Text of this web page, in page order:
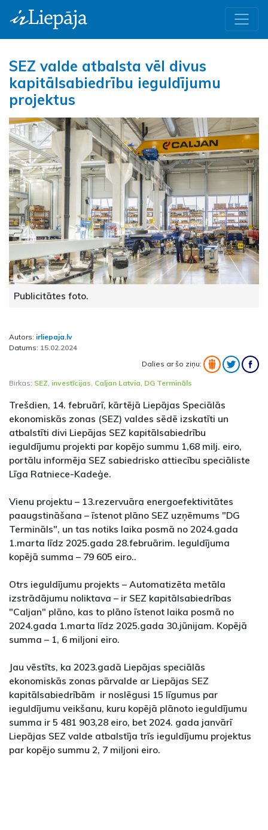
SEZ valde atbalsta vēl divus
kapitālsabiedrību ieguldījumu
projektus
Publicitātes foto.
Autors: irliepaja.lv
Datums: 15.02.2024
Dalies ar šo ziņu:
Birkas: SEZ, investīcijas, Caljan Latvia, DG Termināls
Trešdien, 14. februārī, kārtējā Liepājas Speciālās
ekonomiskās zonas (SEZ) valdes sēdē izskatīti un
atbalstīti divi Liepājas SEZ kapitālsabiedrību
ieguldījumu projekti par kopējo summu 1,68 milj. eiro,
portālu informēja SEZ sabiedrisko attiecību speciāliste
Līga Ratniece-Kadeģe.
Vienu projektu – 13.rezervuāra energoefektivitātes
paaugstināšana – īstenot plāno SEZ uzņēmums "DG
Termināls", un tas notiks laika posmā no 2024.gada
1.marta līdz 2025.gada 28.februārim. Ieguldījuma
kopējā summa – 79 605 eiro..
Otrs ieguldījumu projekts – Automatizēta metāla
izstrādājumu noliktava – ir SEZ kapitālsabiedrības
"Caljan" plāno, kas to plāno īstenot laika posmā no
2024.gada 1.marta līdz 2025.gada 30.jūnijam. Kopējā
summa – 1, 6 miljoni eiro.
Jau vēstīts, ka 2023.gadā Liepājas speciālās
ekonomiskās zonas pārvalde ar Liepājas SEZ
kapitālsabiedrībām ir noslēgusi 15 līgumus par
ieguldījumu veikšanu, kuru kopējā plānoto ieguldījumu
summa ir 5 481 903,28 eiro, bet 2024. gada janvārī
Liepājas SEZ valde atbalstīja trīs ieguldījumu projektus
par kopējo summu 2, 7 miljoni eiro.